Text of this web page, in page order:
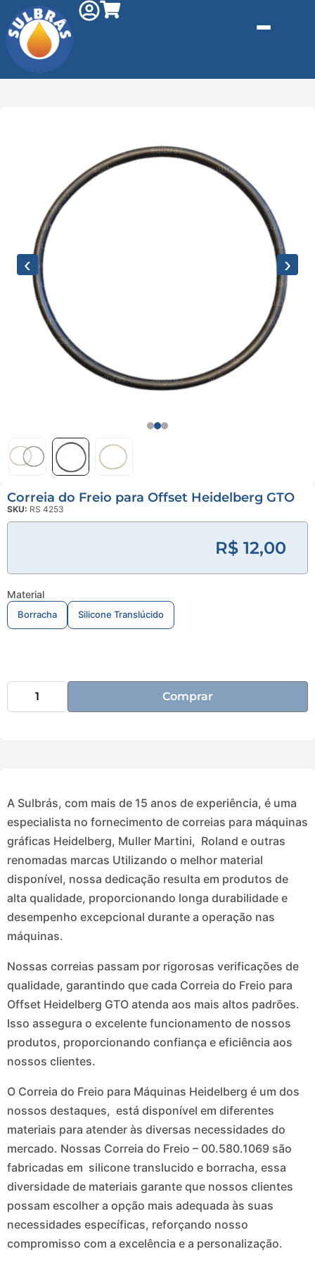
‹ ›
Correia do Freio para Offset Heidelberg GTO
SKU: RS 4253
R$ 12,00
Material
Borracha Silicone Translúcido
Comprar
A Sulbrás, com mais de 15 anos de experiência, é uma
especialista no fornecimento de correias para máquinas
gráficas Heidelberg, Muller Martini, Roland e outras
renomadas marcas Utilizando o melhor material
disponível, nossa dedicação resulta em produtos de
alta qualidade, proporcionando longa durabilidade e
desempenho excepcional durante a operação nas
máquinas.
Nossas correias passam por rigorosas verificações de
qualidade, garantindo que cada Correia do Freio para
Offset Heidelberg GTO atenda aos mais altos padrões.
Isso assegura o excelente funcionamento de nossos
produtos, proporcionando confiança e eficiência aos
nossos clientes.
O Correia do Freio para Máquinas Heidelberg é um dos
nossos destaques, está disponível em diferentes
materiais para atender às diversas necessidades do
mercado. Nossas Correia do Freio – 00.580.1069 são
fabricadas em silicone translucido e borracha, essa
diversidade de materiais garante que nossos clientes
possam escolher a opção mais adequada às suas
necessidades específicas, reforçando nosso
compromisso com a excelência e a personalização.
Saneamento
Pneumáticos
Industrial
Gráfica
Ventosas